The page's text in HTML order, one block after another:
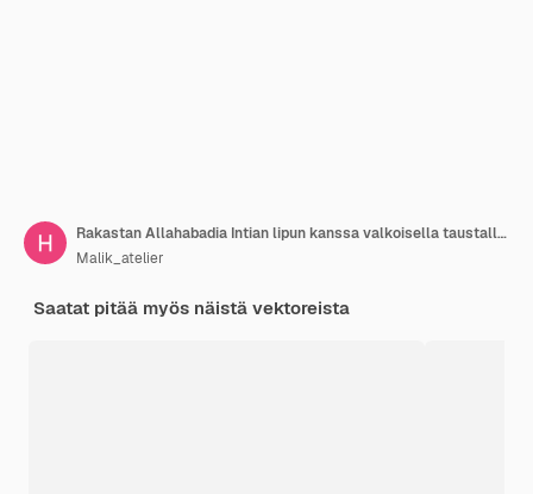
Rakastan Allahabadia Intian lipun kanssa valkoisella taustalla Intian kaupunki
Malik_atelier
Saatat pitää myös näistä vektoreista